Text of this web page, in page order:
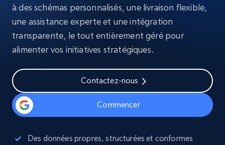
à des schémas personnalisés, une livraison flexible,
une assistance experte et une intégration
transparente, le tout entièrement géré pour
alimenter vos initiatives stratégiques.
Contactez-nous
Commencer
Des données propres, structurées et conformes